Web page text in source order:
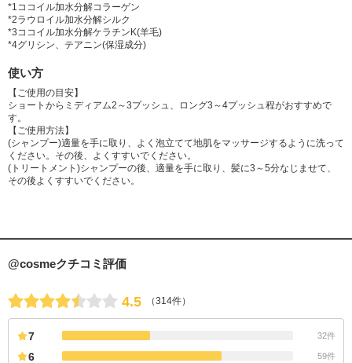
カニナバラ果実油、バオバブ種子油、ヒマワリ種子油、ホホバ種子油、イ
ソステアリン酸、BG、DPG、(メタクリル酸グリセリルアミドエチル/メタ
クリル酸ステアリル)コポリマー、フェノキシエタノール、メチルパラベ
*1ココイル加水分解コラーゲン
*2ラウロイル加水分解シルク
*3ココイル加水分解ケラチンK(羊毛)
*4グリシン、テアニン(保湿成分)
使い方
【ご使用の目安】
ショートからミディアム2～3プッシュ、ロング3～4プッシュ程がおすすめで
す。
【ご使用方法】
(シャンプー)適量を手に取り、よく泡立てて地肌をマッサージするように洗って
ください。その後、よくすすいでください。
(トリートメント)シャンプーの後、適量を手に取り、髪に3～5分なじませて、
その後よくすすいでください。
@cosmeクチコミ評価
4.5 （314件）
7 32件
6 59件